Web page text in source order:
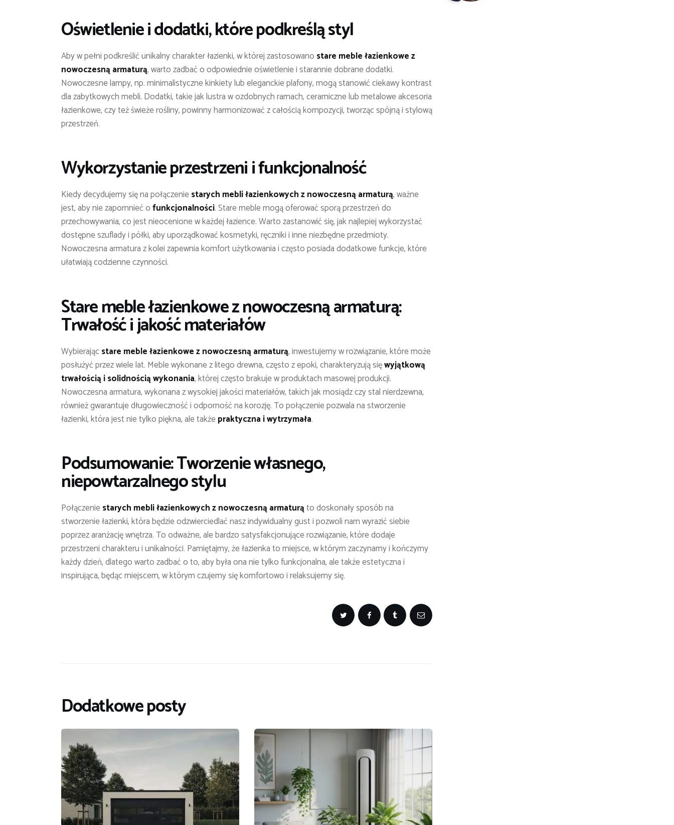
Oświetlenie i dodatki, które podkreślą styl
Aby w pełni podkreślić unikalny charakter łazienki, w której zastosowano stare meble łazienkowe z
nowoczesną armaturą, warto zadbać o odpowiednie oświetlenie i starannie dobrane dodatki.
Nowoczesne lampy, np. minimalistyczne kinkiety lub eleganckie plafony, mogą stanowić ciekawy kontrast
dla zabytkowych mebli. Dodatki, takie jak lustra w ozdobnych ramach, ceramiczne lub metalowe akcesoria
łazienkowe, czy też świeże rośliny, powinny harmonizować z całością kompozycji, tworząc spójną i stylową
przestrzeń.
Wykorzystanie przestrzeni i funkcjonalność
Kiedy decydujemy się na połączeniestarych mebli łazienkowych z nowoczesną armaturą, ważne
jest, aby nie zapomnieć ofunkcjonalności. Stare meble mogą oferować sporą przestrzeń do
przechowywania, co jest nieocenione w każdej łazience. Warto zastanowić się, jak najlepiej wykorzystać
dostępne szuflady i półki, aby uporządkować kosmetyki, ręczniki i inne niezbędne przedmioty.
Nowoczesna armatura z kolei zapewnia komfort użytkowania i często posiada dodatkowe funkcje, które
ułatwiają codzienne czynności.
Stare meble łazienkowe z nowoczesną armaturą:
Trwałość i jakość materiałów
Wybierającstare meble łazienkowe z nowoczesną armaturą, inwestujemy w rozwiązanie, które może
posłużyć przez wiele lat. Meble wykonane z litego drewna, często z epoki, charakteryzują sięwyjątkową
trwałością i solidnością wykonania, której często brakuje w produktach masowej produkcji.
Nowoczesna armatura, wykonana z wysokiej jakości materiałów, takich jak mosiądz czy stal nierdzewna,
również gwarantuje długowieczność i odporność na korozję. To połączenie pozwala na stworzenie
łazienki, która jest nie tylko piękna, ale takżepraktyczna i wytrzymała.
Podsumowanie: Tworzenie własnego,
niepowtarzalnego stylu
Połączeniestarych mebli łazienkowych z nowoczesną armaturąto doskonały sposób na
stworzenie łazienki, która będzie odzwierciedlać nasz indywidualny gust i pozwoli nam wyrazić siebie
poprzez aranżację wnętrza. To odważne, ale bardzo satysfakcjonujące rozwiązanie, które dodaje
przestrzeni charakteru i unikalności. Pamiętajmy, że łazienka to miejsce, w którym zaczynamy i kończymy
każdy dzień, dlatego warto zadbać o to, aby była ona nie tylko funkcjonalna, ale także estetyczna i
inspirująca, będąc miejscem, w którym czujemy się komfortowo i relaksujemy się.
Dodatkowe posty